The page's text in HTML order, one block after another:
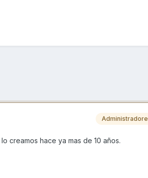
creamos hace ya mas de 10 años.